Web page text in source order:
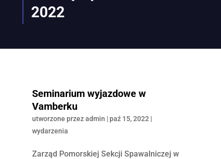
2022
Seminarium wyjazdowe w
Vamberku
utworzone przezadmin | paź 15, 2022 |
wydarzenia
Zarząd Pomorskiej Sekcji Spawalniczej w